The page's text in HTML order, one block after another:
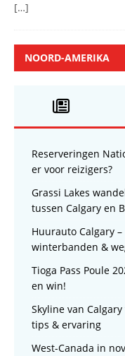
[…]
NOORD-AMERIKA
Reserveringen
er voor reizigers?
Grassi Lakes
tussen Calgary en
Huurauto Calgary
winterbanden &
Tioga Pass Poule
en win!
Skyline van
tips & ervaring
West-Canada in